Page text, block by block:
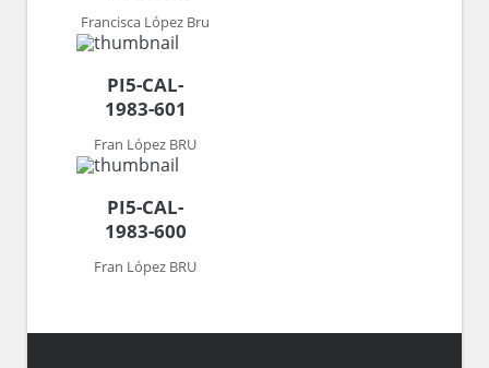
Francisca López Bru
PI5-CAL-
1983-601
Fran López BRU
PI5-CAL-
1983-600
Fran López BRU